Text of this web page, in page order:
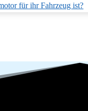
für ihr Fahrzeug ist?